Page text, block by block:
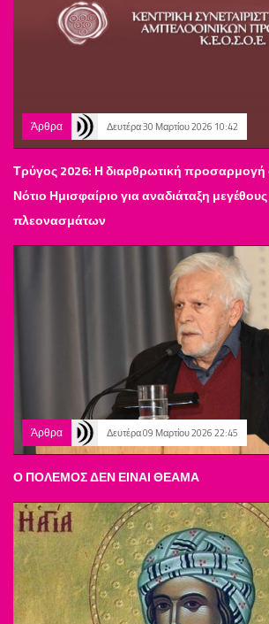
Άρθρα Δευτέρα 30 Μαρτίου 2026 10:42
Τρύγος 2026: Η διαρθρωτική προσαρμογή
Νότιο Ημισφαίριο για αναδιάταξη
πλεονασμάτων
Άρθρα Δευτέρα 09 Μαρτίου 2026 22:45
Ο ΠΟΛΕΜΟΣ ΔΕΝ ΕΙΝΑΙ ΘΕΑΜΑ